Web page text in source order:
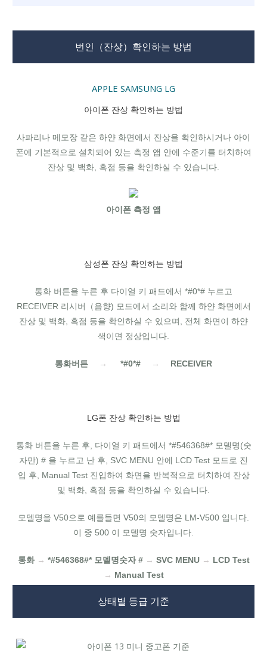
번인（잔상）확인하는 방법
APPLE SAMSUNG LG
아이폰 잔상 확인하는 방법
사파리나 메모장 같은 하얀 화면에서 잔상을 확인하시거나 아이
폰에 기본적으로 설치되어 있는 측정 앱 안에 수준기를 터치하여
잔상 및 백화, 흑점 등을 확인하실 수 있습니다.
아이폰 측정 앱
삼성폰 잔상 확인하는 방법
통화 버튼을 누른 후 다이얼 키 패드에서 *#0*# 누르고
RECEIVER 리시버（음향) 모드에서 소리와 함께 하얀 화면에서
잔상 및 백화, 흑점 등을 확인하실 수 있으며, 전체 화면이 하얀
색이면 정상입니다.
통화버튼 → *#0*# → RECEIVER
LG폰 잔상 확인하는 방법
통화 버튼을 누른 후, 다이얼 키 패드에서 *#546368#* 모델명(숫
자만) # 을 누르고 난 후, SVC MENU 안에 LCD Test 모드로 진
입 후, Manual Test 진입하여 화면을 반복적으로 터치하여 잔상
및 백화, 흑점 등을 확인하실 수 있습니다.
모델명을 V50으로 예를들면 V50의 모델명은 LM-V500 입니다.
이 중 500 이 모델명 숫자입니다.
통화 → *#546368#* 모델명숫자 # → SVC MENU → LCD Test
→ Manual Test
상태별 등급 기준